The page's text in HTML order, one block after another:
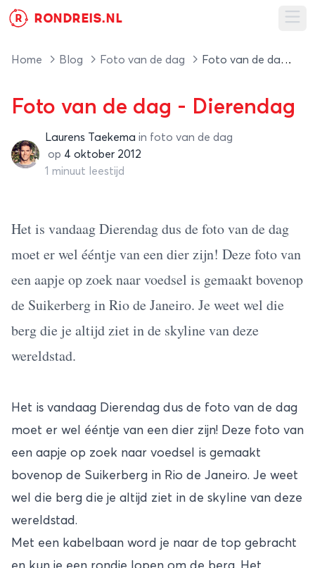
R RONDREIS.NL
Home Blog Foto van de dag Foto van de dag - Dierendag
Foto van de dag - Dierendag
Laurens Taekema
Laurens Taekema in foto van de dag
op 4 oktober 2012
1 minuut leestijd
Het is vandaag Dierendag dus de foto van de dag
moet er wel ééntje van een dier zijn! Deze foto van
een aapje op zoek naar voedsel is gemaakt bovenop
de Suikerberg in Rio de Janeiro. Je weet wel die
berg die je altijd ziet in de skyline van deze
wereldstad.
Het is vandaag Dierendag dus de foto van de dag
moet er wel ééntje van een dier zijn! Deze foto van
een aapje op zoek naar voedsel is gemaakt
bovenop de Suikerberg in Rio de Janeiro. Je weet
wel die berg die je altijd ziet in de skyline van deze
wereldstad.
Met een kabelbaan word je naar de top gebracht